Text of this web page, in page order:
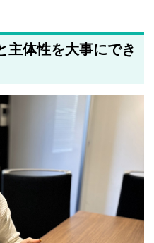
主体性を大事にでき